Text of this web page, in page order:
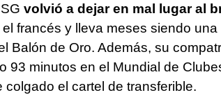
volvió a dejar en mal lugar al
francés y lleva meses siendo
Balón de Oro. Además, su
93 minutos en el Mundial de
colgado el cartel de transferible.